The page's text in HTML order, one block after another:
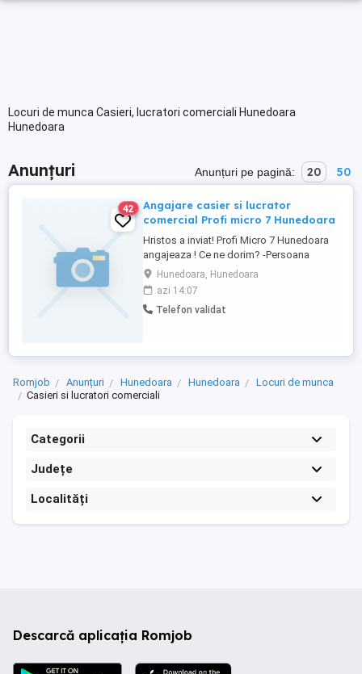
Locuri de munca Casieri, lucratori comerciali Hunedoara
Hunedoara
Anunțuri Anunțuri pe pagină: 20 50
42
Angajare casier si lucrator
comercial Profi micro 7 Hunedoara
Hristos a inviat! Profi Micro 7 Hunedoara
angajeaza ! Ce ne dorim? -Persoana
organizata, punctuala, muncitoare si
cinstita; -Disponibilitate pentru program
de lucru in ture, full time; -Nu este
necesara o experienta anterioara in acest
Hunedoara, Hunedoara
azi 14:07
Telefon validat
Romjob Anunțuri Hunedoara Hunedoara
Locuri de munca
Casieri si lucratori comerciali
Categorii
Județe
Localități
Descarcă aplicația Romjob